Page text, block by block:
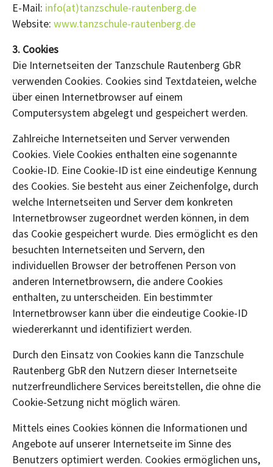
E-Mail: info(at)tanzschule-rautenberg.de
Website: www.tanzschule-rautenberg.de
3. Cookies
Die Internetseiten der Tanzschule Rautenberg GbR
verwenden Cookies. Cookies sind Textdateien, welche
über einen Internetbrowser auf einem
Computersystem abgelegt und gespeichert werden.
Zahlreiche Internetseiten und Server verwenden
Cookies. Viele Cookies enthalten eine sogenannte
Cookie-ID. Eine Cookie-ID ist eine eindeutige Kennung
des Cookies. Sie besteht aus einer Zeichenfolge, durch
welche Internetseiten und Server dem konkreten
Internetbrowser zugeordnet werden können, in dem
das Cookie gespeichert wurde. Dies ermöglicht es den
besuchten Internetseiten und Servern, den
individuellen Browser der betroffenen Person von
anderen Internetbrowsern, die andere Cookies
enthalten, zu unterscheiden. Ein bestimmter
Internetbrowser kann über die eindeutige Cookie-ID
wiedererkannt und identifiziert werden.
Durch den Einsatz von Cookies kann die Tanzschule
Rautenberg GbR den Nutzern dieser Internetseite
nutzerfreundlichere Services bereitstellen, die ohne die
Cookie-Setzung nicht möglich wären.
Mittels eines Cookies können die Informationen und
Angebote auf unserer Internetseite im Sinne des
Benutzers optimiert werden. Cookies ermöglichen uns,